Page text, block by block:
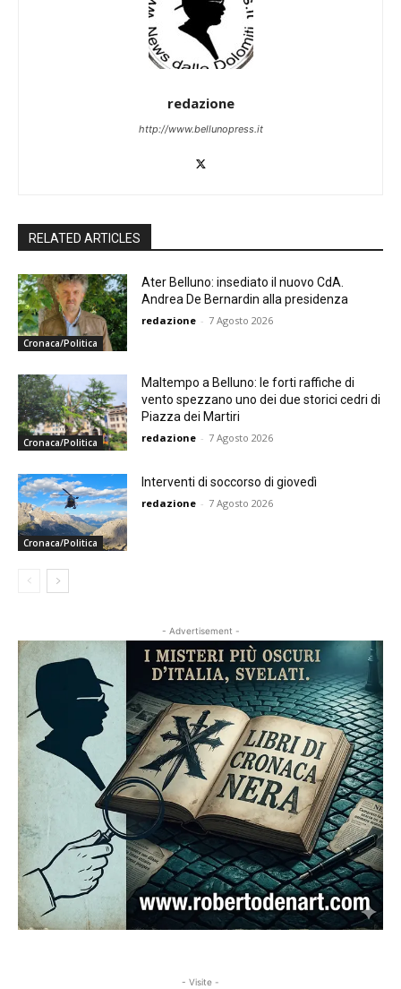
redazione
http://www.bellunopress.it
RELATED ARTICLES
Cronaca/Politica
Ater Belluno: insediato il nuovo CdA.
Andrea De Bernardin alla presidenza
redazione - 7 Agosto 2026
Cronaca/Politica
Maltempo a Belluno: le forti raffiche di
vento spezzano uno dei due storici cedri di
Piazza dei Martiri
redazione - 7 Agosto 2026
Cronaca/Politica
Interventi di soccorso di giovedì
redazione - 7 Agosto 2026
- Advertisement -
- Visite -